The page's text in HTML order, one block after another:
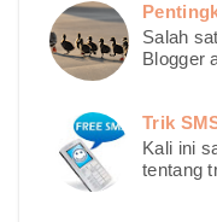
Salah
Blogger
Trik
Kali ini
tentang